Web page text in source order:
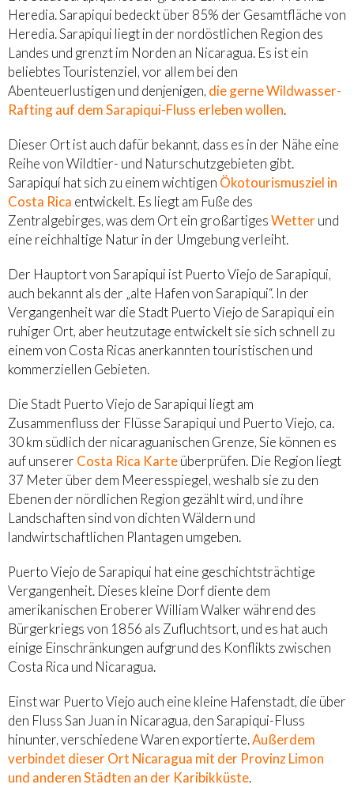
Heredia. Sarapiqui bedeckt über 85% der Gesamtfläche von
Heredia. Sarapiqui liegt in der nordöstlichen Region des
Landes und grenzt im Norden an Nicaragua. Es ist ein
beliebtes Touristenziel, vor allem bei den
Abenteuerlustigen und denjenigen, die gerne Wildwasser-
Rafting auf dem Sarapiqui-Fluss erleben wollen.
Dieser Ort ist auch dafür bekannt, dass es in der Nähe eine
Reihe von Wildtier- und Naturschutzgebieten gibt.
Sarapiquí hat sich zu einem wichtigen Ökotourismusziel in
Costa Rica entwickelt. Es liegt am Fuße des
Zentralgebirges, was dem Ort ein großartigesWetterund
eine reichhaltige Natur in der Umgebung verleiht.
Der Hauptort von Sarapiqui ist Puerto Viejo de Sarapiqui,
auch bekannt als der „alte Hafen von Sarapiqui“. In der
Vergangenheit war die Stadt Puerto Viejo de Sarapiqui ein
ruhiger Ort, aber heutzutage entwickelt sie sich schnell zu
einem von Costa Ricas anerkannten touristischen und
kommerziellen Gebieten.
Die Stadt Puerto Viejo de Sarapiqui liegt am
Zusammenfluss der Flüsse Sarapiqui und Puerto Viejo, ca.
30 km südlich der nicaraguanischen Grenze, Sie können es
auf unserer Costa Rica Karteüberprüfen. Die Region liegt
37 Meter über dem Meeresspiegel, weshalb sie zu den
Ebenen der nördlichen Region gezählt wird, und ihre
Landschaften sind von dichten Wäldern und
landwirtschaftlichen Plantagen umgeben.
Puerto Viejo de Sarapiqui hat eine geschichtsträchtige
Vergangenheit. Dieses kleine Dorf diente dem
amerikanischen Eroberer William Walker während des
Bürgerkriegs von 1856 als Zufluchtsort, und es hat auch
einige Einschränkungen aufgrund des Konflikts zwischen
Costa Rica und Nicaragua.
Einst war Puerto Viejo auch eine kleine Hafenstadt, die über
den Fluss San Juan in Nicaragua, den Sarapiqui-Fluss
hinunter, verschiedene Waren exportierte.Außerdem
verbindet dieser Ort Nicaragua mit der Provinz Limon
und anderen Städten an der Karibikküste.